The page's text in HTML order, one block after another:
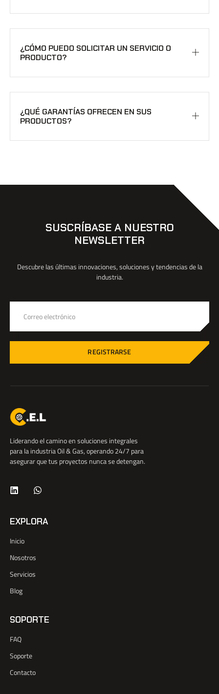
¿CÓMO PUEDO SOLICITAR UN SERVICIO O
PRODUCTO?
¿QUÉ GARANTÍAS OFRECEN EN SUS
PRODUCTOS?
SUSCRÍBASE A NUESTRO
NEWSLETTER
Descubre las últimas innovaciones, soluciones y tendencias de la
industria.
REGISTRARSE
Liderando el camino en soluciones integrales
para la industria Oil & Gas, operando 24/7 para
asegurar que tus proyectos nunca se detengan.
EXPLORA
Inicio
Nosotros
Servicios
Blog
SOPORTE
FAQ
Soporte
Contacto